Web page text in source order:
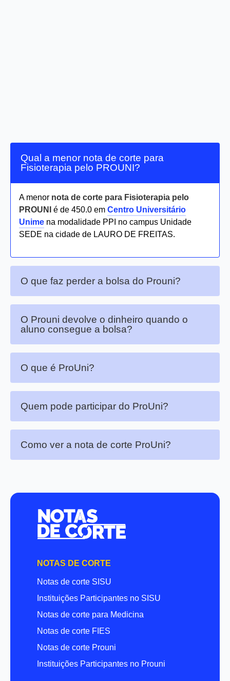
Qual a menor nota de corte para
Fisioterapia pelo PROUNI?
A menor nota de corte para Fisioterapia pelo
PROUNI
é de 450.0 em Centro Universitário
Unime na modalidade PPI no campus Unidade
SEDE na cidade de LAURO DE FREITAS.
O que faz perder a bolsa do Prouni?
O Prouni devolve o dinheiro quando o
aluno consegue a bolsa?
O que é ProUni?
Quem pode participar do ProUni?
Como ver a nota de corte ProUni?
NOTAS DE CORTE
Notas de corte SISU
Instituições Participantes no SISU
Notas de corte para Medicina
Notas de corte FIES
Notas de corte Prouni
Instituições Participantes no Prouni